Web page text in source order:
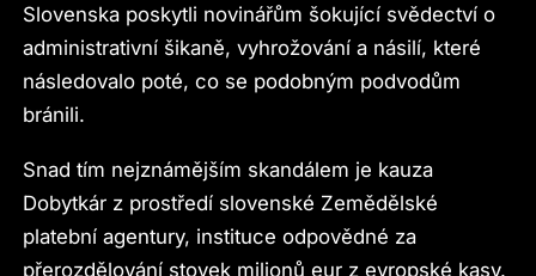
Slovenska poskytli novinářům šokující svědectví o
administrativní šikaně, vyhrožování a násilí, které
následovalo poté, co se podobným podvodům
bránili.
Snad tím nejznámějším skandálem je kauza
Dobytkár z prostředí slovenské Zemědělské
platební agentury, instituce odpovědné za
přerozdělování stovek milionů eur z evropské kasy.